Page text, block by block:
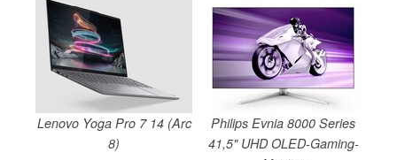
Lenovo Yoga Pro 7 14 (Arc
8)
Philips Evnia 8000 Series
41,5" UHD OLED-Gaming-